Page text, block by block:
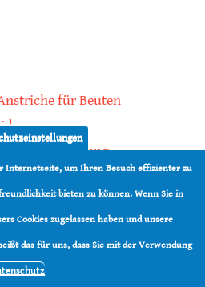
für Beuten
Haltung
ist Vertrauenssache
Internetseite, um Ihren Besuch effizienter zu
bieten zu können. Wenn Sie in
Cookies zugelassen haben und unsere
das für uns, dass Sie mit der Verwendung